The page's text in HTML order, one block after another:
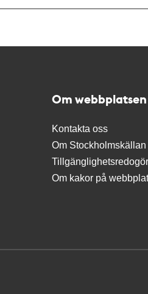
Om webbplatsen
Kontakta oss
Om Stockholmskällan
Om kakor på